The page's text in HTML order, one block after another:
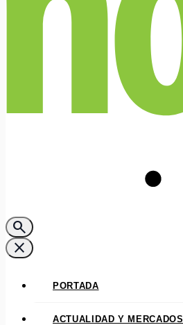
search
close
PORTADA
ACTUALIDAD Y MERCADOS